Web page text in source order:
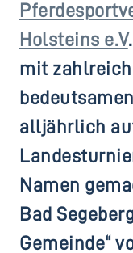
Holsteins e.V
mit
alljährlich
Namen
Bad
Gemeinde“